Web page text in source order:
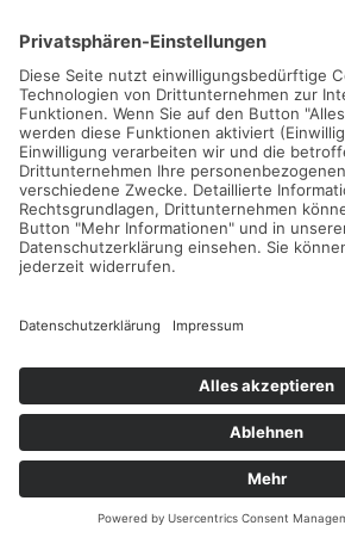
Warenkorb
SUCHT.HAMBURG
Information.Prävention.Hilfe.Netzwerk.
Baumeisterstr. 2
service@sucht-hamburg.de
www.sucht-hamburg.de
Bürozeiten